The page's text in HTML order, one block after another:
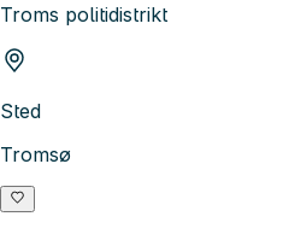
Troms politidistrikt
Sted
Tromsø